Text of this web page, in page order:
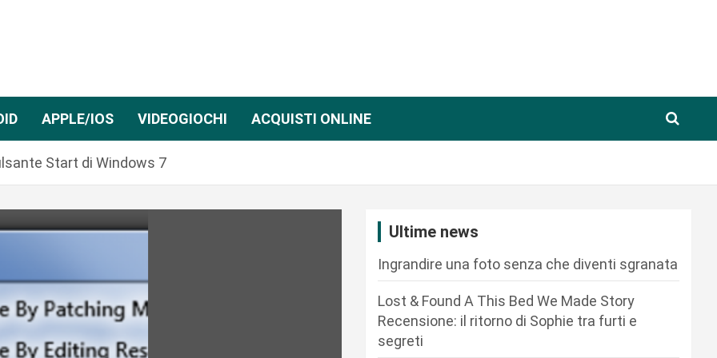
APPLE/IOS VIDEOGIOCHI ACQUISTI ONLINE
Start di Windows 7
Ultime news
Ingrandire una foto senza che diventi sgranata
Lost & Found A This Bed We Made Story
Recensione: il ritorno di Sophie tra furti e
segreti